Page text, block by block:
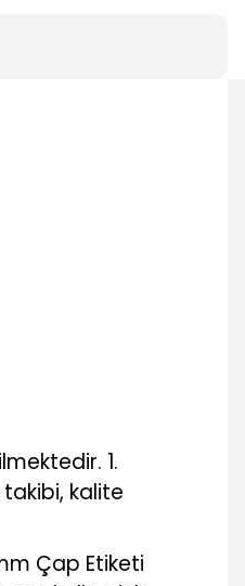
1.
takibi, kalite
Çap Etiketi